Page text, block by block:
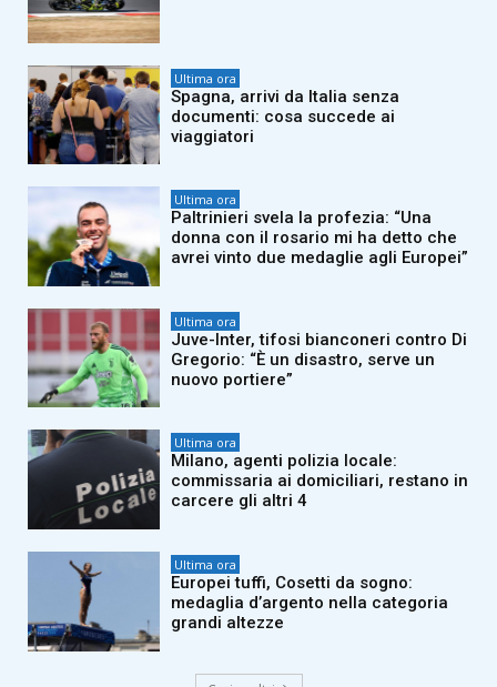
Ultima ora
Spagna, arrivi da Italia senza
documenti: cosa succede ai
viaggiatori
Ultima ora
Paltrinieri svela la profezia: “Una
donna con il rosario mi ha detto che
avrei vinto due medaglie agli Europei”
Ultima ora
Juve-Inter, tifosi bianconeri contro Di
Gregorio: “È un disastro, serve un
nuovo portiere”
Ultima ora
Milano, agenti polizia locale:
commissaria ai domiciliari, restano in
carcere gli altri 4
Ultima ora
Europei tuffi, Cosetti da sogno:
medaglia d’argento nella categoria
grandi altezze